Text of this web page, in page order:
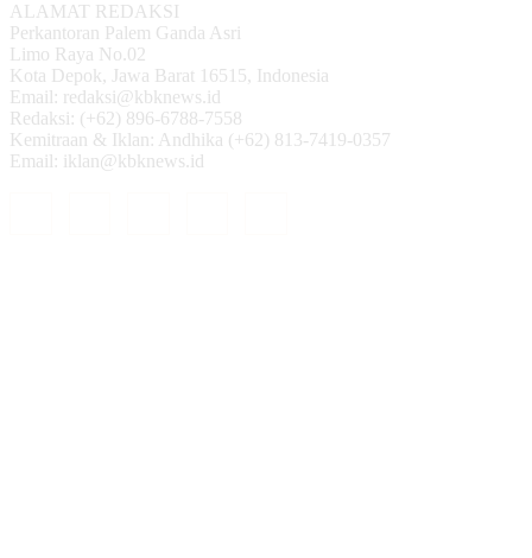
ALAMAT REDAKSI
Perkantoran Palem Ganda Asri
Limo Raya No.02
Kota Depok, Jawa Barat 16515, Indonesia
Email: redaksi@kbknews.id
Redaksi: (+62) 896-6788-7558
Kemitraan & Iklan: Andhika (+62) 813-7419-0357
Email: iklan@kbknews.id